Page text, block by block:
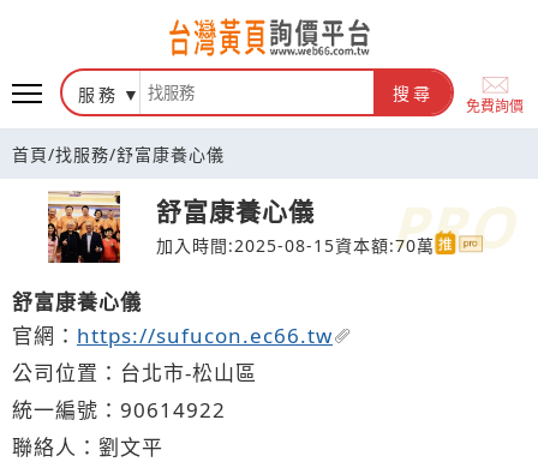
台灣黃頁詢價平台
服務 搜尋
免費詢價
首頁/找服務/舒富康養心儀
舒富康養心儀
加入時間:2025-08-15資本額:70萬
舒富康養心儀
官網： https://sufucon.ec66.tw
公司位置：台北市-松山區
統一編號：90614922
聯絡人：劉文平